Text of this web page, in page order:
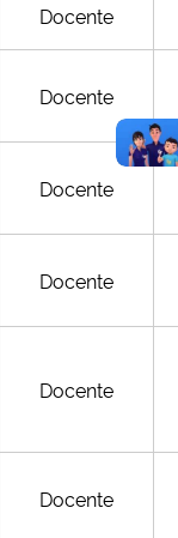
Docente
Docente
Docente
Docente
Docente
Docente